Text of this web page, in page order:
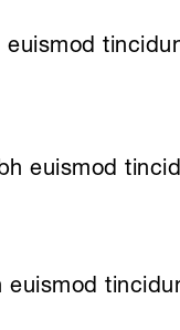
euismod